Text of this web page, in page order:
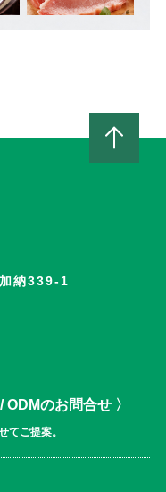
納339-1
のお問合せ 〉
てご提案。